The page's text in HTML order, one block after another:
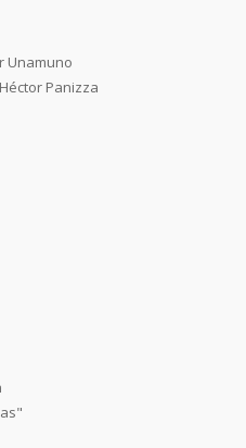
Unamuno
Panizza